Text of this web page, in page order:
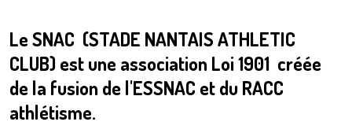
Le SNAC (STADE NANTAIS ATHLETIC
CLUB) est une association Loi 1901 créée
de la fusion de l'ESSNAC et du RACC
athlétisme.